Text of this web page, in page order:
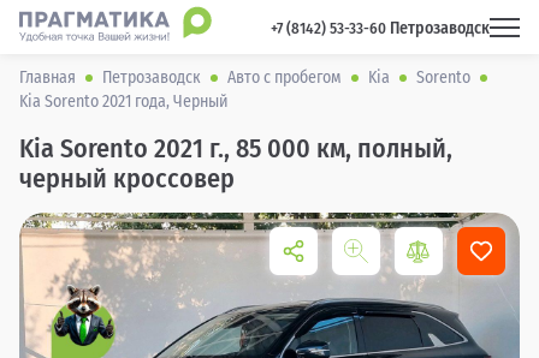
+7 (8142) 53-33-60 Петрозаводск
Главная Петрозаводск Авто с пробегом Kia
Sorento
Kia Sorento 2021 года, Черный
Kia Sorento 2021 г., 85 000 км, полный,
черный кроссовер